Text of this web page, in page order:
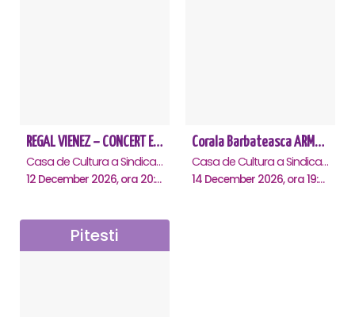
REGAL VIENEZ – CONCERT EXTRAORDINAR DE CRACIUN - Pitesti
Casa de Cultura a Sindicatelor , Pitesti
12 December 2026, ora 20:00
Corala Barbateasca ARMONIA - Pitesti
Casa de Cultura a Sindicatelor , Pitesti
14 December 2026, ora 19:00
Pitesti